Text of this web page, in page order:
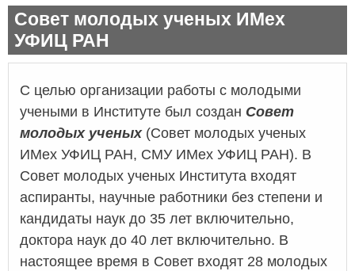
Совет молодых ученых ИМех
УФИЦ РАН
С целью организации работы с молодыми
учеными в Институте был создан Совет
молодых ученых(Совет молодых ученых
ИМех УФИЦ РАН, СМУ ИМех УФИЦ РАН). В
Совет молодых ученых Института входят
аспиранты, научные работники без степени и
кандидаты наук до 35 лет включительно,
доктора наук до 40 лет включительно. В
настоящее время в Совет входят 28 молодых